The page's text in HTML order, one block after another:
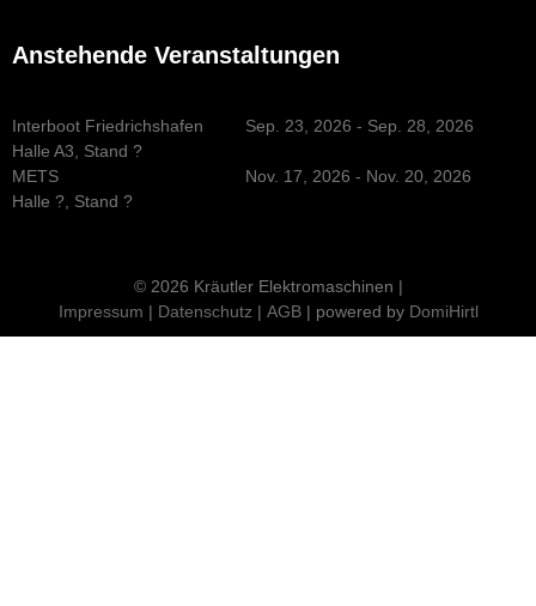
Anstehende Veranstaltungen
Interboot Friedrichshafen
Halle A3, Stand ?
Sep. 23, 2026 - Sep. 28, 2026
METS
Halle ?, Stand ?
Nov. 17, 2026 - Nov. 20, 2026
© 2026 Kräutler Elektromaschinen |
Impressum | Datenschutz | AGB| powered by DomiHirtl